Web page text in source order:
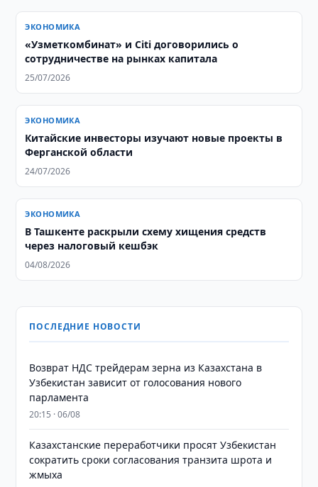
ЭКОНОМИКА
«Узметкомбинат» и Citi договорились о
сотрудничестве на рынках капитала
25/07/2026
ЭКОНОМИКА
Китайские инвесторы изучают новые проекты в
Ферганской области
24/07/2026
ЭКОНОМИКА
В Ташкенте раскрыли схему хищения средств
через налоговый кешбэк
04/08/2026
ПОСЛЕДНИЕ НОВОСТИ
Возврат НДС трейдерам зерна из Казахстана в
Узбекистан зависит от голосования нового
парламента
20:15 · 06/08
Казахстанские переработчики просят Узбекистан
сократить сроки согласования транзита шрота и
жмыха